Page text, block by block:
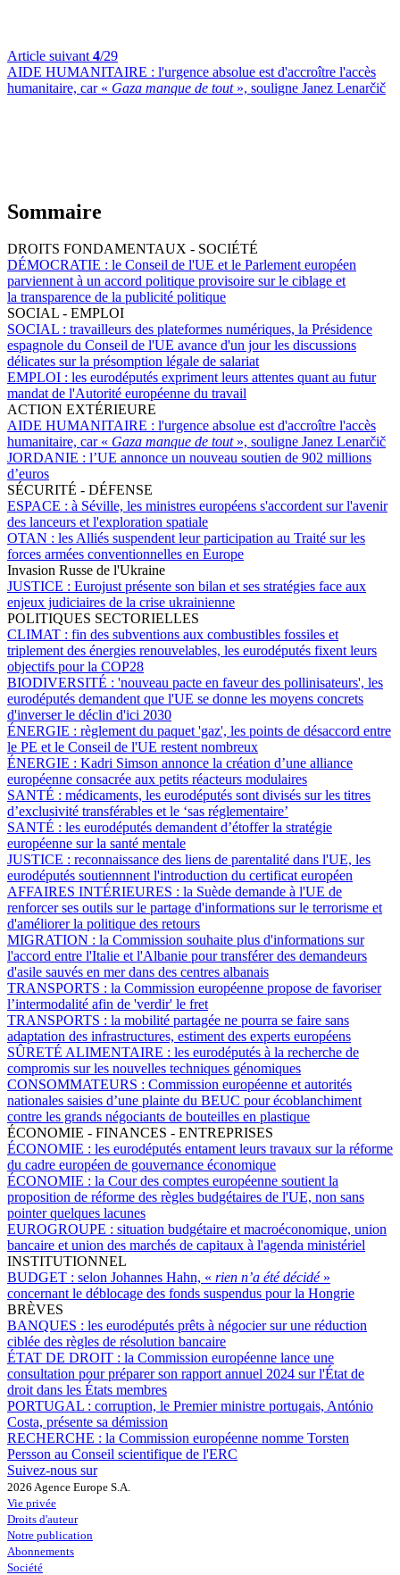
Article suivant 4/29
AIDE HUMANITAIRE : l'urgence absolue est d'accroître l'accès
humanitaire, car « Gaza manque de tout », souligne Janez Lenarčič
Sommaire
DROITS FONDAMENTAUX - SOCIÉTÉ
DÉMOCRATIE : le Conseil de l'UE et le Parlement européen
parviennent à un accord politique provisoire sur le ciblage et
la transparence de la publicité politique
SOCIAL - EMPLOI
SOCIAL : travailleurs des plateformes numériques, la Présidence
espagnole du Conseil de l'UE avance d'un jour les discussions
délicates sur la présomption légale de salariat
EMPLOI : les eurodéputés expriment leurs attentes quant au futur
mandat de l'Autorité européenne du travail
ACTION EXTÉRIEURE
AIDE HUMANITAIRE : l'urgence absolue est d'accroître l'accès
humanitaire, car « Gaza manque de tout », souligne Janez Lenarčič
JORDANIE : l’UE annonce un nouveau soutien de 902 millions
d’euros
SÉCURITÉ - DÉFENSE
ESPACE : à Séville, les ministres européens s'accordent sur l'avenir
des lanceurs et l'exploration spatiale
OTAN : les Alliés suspendent leur participation au Traité sur les
forces armées conventionnelles en Europe
Invasion Russe de l'Ukraine
JUSTICE : Eurojust présente son bilan et ses stratégies face aux
enjeux judiciaires de la crise ukrainienne
POLITIQUES SECTORIELLES
CLIMAT : fin des subventions aux combustibles fossiles et
triplement des énergies renouvelables, les eurodéputés fixent leurs
objectifs pour la COP28
BIODIVERSITÉ : 'nouveau pacte en faveur des pollinisateurs', les
eurodéputés demandent que l'UE se donne les moyens concrets
d'inverser le déclin d'ici 2030
ÉNERGIE : règlement du paquet 'gaz', les points de désaccord entre
le PE et le Conseil de l'UE restent nombreux
ÉNERGIE : Kadri Simson annonce la création d’une alliance
européenne consacrée aux petits réacteurs modulaires
SANTÉ : médicaments, les eurodéputés sont divisés sur les titres
d’exclusivité transférables et le ‘sas réglementaire’
SANTÉ : les eurodéputés demandent d’étoffer la stratégie
européenne sur la santé mentale
JUSTICE : reconnaissance des liens de parentalité dans l'UE, les
eurodéputés soutiennnent l'introduction du certificat européen
AFFAIRES INTÉRIEURES : la Suède demande à l'UE de
renforcer ses outils sur le partage d'informations sur le terrorisme et
d'améliorer la politique des retours
MIGRATION : la Commission souhaite plus d'informations sur
l'accord entre l'Italie et l'Albanie pour transférer des demandeurs
d'asile sauvés en mer dans des centres albanais
TRANSPORTS : la Commission européenne propose de favoriser
l’intermodalité afin de 'verdir' le fret
TRANSPORTS : la mobilité partagée ne pourra se faire sans
adaptation des infrastructures, estiment des experts européens
SÛRETÉ ALIMENTAIRE : les eurodéputés à la recherche de
compromis sur les nouvelles techniques génomiques
CONSOMMATEURS : Commission européenne et autorités
nationales saisies d’une plainte du BEUC pour écoblanchiment
contre les grands négociants de bouteilles en plastique
ÉCONOMIE - FINANCES - ENTREPRISES
ÉCONOMIE : les eurodéputés entament leurs travaux sur la réforme
du cadre européen de gouvernance économique
ÉCONOMIE : la Cour des comptes européenne soutient la
proposition de réforme des règles budgétaires de l'UE, non sans
pointer quelques lacunes
EUROGROUPE : situation budgétaire et macroéconomique, union
bancaire et union des marchés de capitaux à l'agenda ministériel
INSTITUTIONNEL
BUDGET : selon Johannes Hahn, « rien n’a été décidé »
concernant le déblocage des fonds suspendus pour la Hongrie
BRÈVES
BANQUES : les eurodéputés prêts à négocier sur une réduction
ciblée des règles de résolution bancaire
ÉTAT DE DROIT : la Commission européenne lance une
consultation pour préparer son rapport annuel 2024 sur l'État de
droit dans les États membres
PORTUGAL : corruption, le Premier ministre portugais, António
Costa, présente sa démission
RECHERCHE : la Commission européenne nomme Torsten
Persson au Conseil scientifique de l'ERC
Suivez-nous sur
2026 Agence Europe S.A.
Vie privée
Droits d'auteur
Notre publication
Abonnements
Société